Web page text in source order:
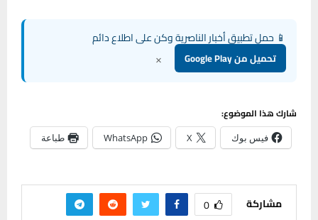
📱 حمل تطبيق أخبار الناصرية وكن على اطلاع دائم
تحميل من Google Play ×
شارك هذا الموضوع:
فيس بوك X
WhatsApp طباعة
مشاركة 0